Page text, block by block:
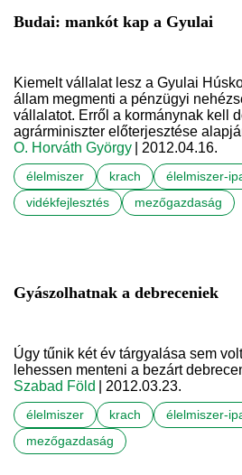
Budai: mankót kap a Gyulai
Kiemelt vállalat lesz a Gyulai
állam megmenti a pénzügyi
vállalatot. Erről a kormánynak kell
agrárminiszter előterjesztése
O. Horváth György
| 2012.04.16.
élelmiszer krach
élelmiszer-
vidékfejlesztés
mezőgazdaság
Gyászolhatnak a debreceniek
Úgy tűnik két év tárgyalása sem
lehessen menteni a bezárt
Szabad Föld
| 2012.03.23.
élelmiszer krach
élelmiszer-
mezőgazdaság